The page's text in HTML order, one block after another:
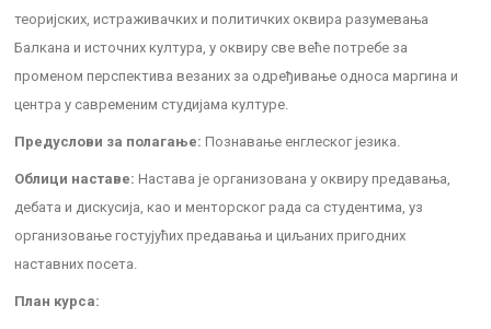
теоријских, истраживачких и политичких оквира разумевања
Балкана и источних култура, у оквиру све веће потребе за
променом перспектива везаних за одређивање односа маргина и
центра у савременим студијама културе.
Предуслови за полагање: Познавање енглеског језика.
Облици наставе: Настава је организована у оквиру предавања,
дебата и дискусија, као и менторског рада са студентима, уз
организовање гостујућих предавања и циљаних пригодних
наставних посета.
План курса: